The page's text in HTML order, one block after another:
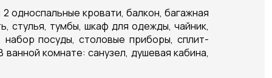
односпальные кровати, балкон, багажная
стулья, тумбы, шкаф для одежды, чайник,
набор посуды, столовые приборы, сплит-
комнате: санузел, душевая кабина,